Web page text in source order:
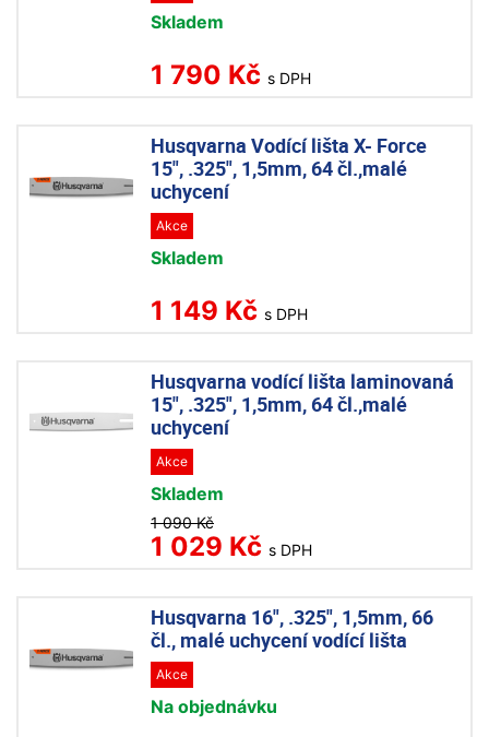
Skladem
1 790 Kč s DPH
Husqvarna Vodící lišta X- Force
15", .325", 1,5mm, 64 čl.,malé
uchycení
Akce
Skladem
1 149 Kč s DPH
Husqvarna vodící lišta laminovaná
15", .325", 1,5mm, 64 čl.,malé
uchycení
Akce
Skladem
1 090 Kč
1 029 Kč s DPH
Husqvarna 16", .325", 1,5mm, 66
čl., malé uchycení vodící lišta
Akce
Na objednávku